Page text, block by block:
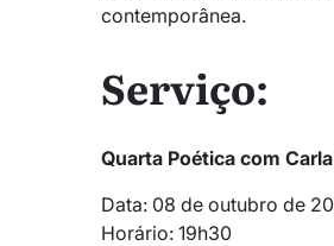
contemporânea.
Serviço:
Quarta Poética com
Data: 08 de outubro de
Horário: 19h30